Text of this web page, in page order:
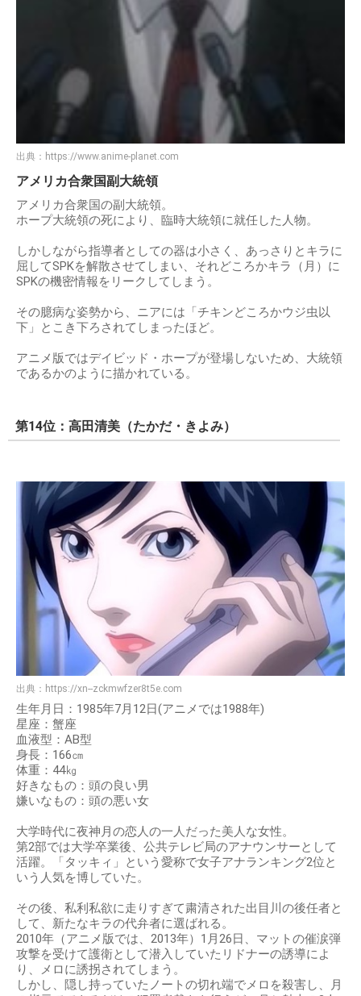
出典： https://www.anime-planet.com
アメリカ合衆国副大統領
アメリカ合衆国の副大統領。
ホープ大統領の死により、臨時大統領に就任した人物。
しかしながら指導者としての器は小さく、あっさりとキラに
屈してSPKを解散させてしまい、それどころかキラ（月）に
SPKの機密情報をリークしてしまう。
その臆病な姿勢から、ニアには「チキンどころかウジ虫以
下」とこき下ろされてしまったほど。
アニメ版ではデイビッド・ホープが登場しないため、大統領
であるかのように描かれている。
第14位：高田清美（たかだ・きよみ）
出典： https://xn--zckmwfzer8t5e.com
生年月日：1985年7月12日(アニメでは1988年)
星座：蟹座
血液型：AB型
身長：166㎝
体重：44㎏
好きなもの：頭の良い男
嫌いなもの：頭の悪い女
大学時代に夜神月の恋人の一人だった美人な女性。
第2部では大学卒業後、公共テレビ局のアナウンサーとして
活躍。「タッキィ」という愛称で女子アナランキング2位と
いう人気を博していた。
その後、私利私欲に走りすぎて粛清された出目川の後任者と
して、新たなキラの代弁者に選ばれる。
2010年（アニメ版では、2013年）1月26日、マットの催涙弾
攻撃を受けて護衛として潜入していたリドナーの誘導によ
り、メロに誘拐されてしまう。
しかし、隠し持っていたノートの切れ端でメロを殺害し、月